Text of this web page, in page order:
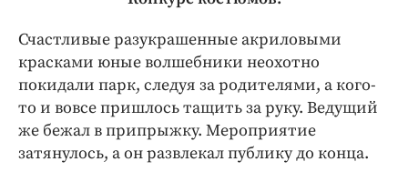
Счастливые разукрашенные акриловыми
красками юные волшебники неохотно
покидали парк, следуя за родителями, а кого-
то и вовсе пришлось тащить за руку. Ведущий
же бежал в припрыжку. Мероприятие
затянулось, а он развлекал публику до конца.